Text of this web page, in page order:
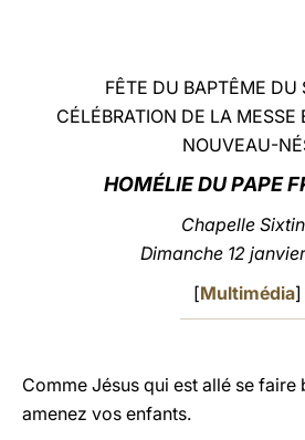
FÊTE DU BAPTÊME DU
CÉLÉBRATION DE LA MESSE
NOUVEAU-
HOMÉLIE DU PAPE
Chapelle
Dimanche 12
[Multimédia]
Comme Jésus qui est allé se faire
amenez vos enfants.